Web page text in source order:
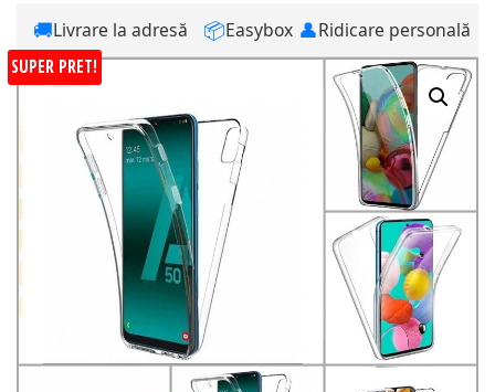
🚚Livrare la adresă 📦Easybox 👤Ridicare personală
SUPER PRET!